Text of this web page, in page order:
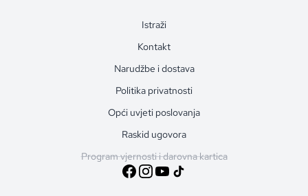
Istraži
Kontakt
Narudžbe i dostava
Politika privatnosti
Opći uvjeti poslovanja
Raskid ugovora
Program vjernosti i darovna kartica